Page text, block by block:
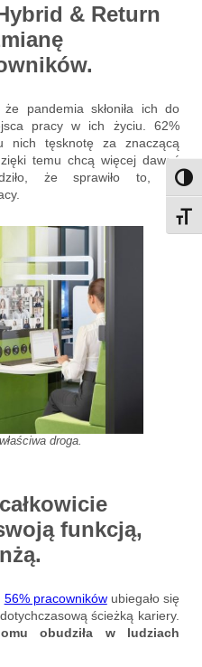
& Return
pandemia skłoniła ich do
pracy w ich życiu. 62%
nich tęsknotę za znaczącą
temu chcą więcej dawać
że sprawiło to, że
droga.
funkcją,
56% pracownikówubiegało się
ścieżką kariery.
obudziła w ludziach